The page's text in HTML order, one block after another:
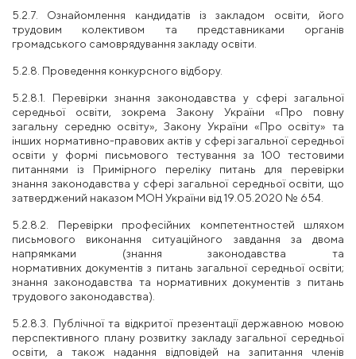
5.2.7. Ознайомлення кандидатів із закладом освіти, його
трудовим колективом та представниками органів
громадського самоврядування закладу освіти.
5.2.8. Проведення конкурсного відбору.
5.2.8.1. Перевірки знання законодавства у сфері загальної
середньої освіти, зокрема
Закону України «Про повну
загальну середню освіту», Закону України «Про освіту» та
інших нормативно-правових актів у сфері загальної середньої
освіти у формі письмового тестування за 100 тестовими
питаннями із Примірного переліку питань для перевірки
знання законодавства у сфері загальної середньої освіти, що
затверджений наказом МОН України від 19.05.2020 № 654.
5.2.8.2. Перевірки професійних компетентностей шляхом
письмового виконання ситуаційного завдання за двома
напрямками (знання законодавства та
нормативних документів з питань загальної середньої освіти;
знання законодавства та нормативних документів з питань
трудового законодавства).
5.2.8.3. Публічної та відкритої презентації державною мовою
перспективного плану розвитку закладу загальної середньої
освіти, а також надання відповідей на запитання членів